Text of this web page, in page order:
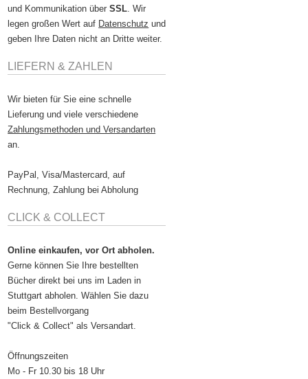
und Kommunikation überSSL. Wir
legen großen Wert auf Datenschutz und
geben Ihre Daten nicht an Dritte weiter.
LIEFERN & ZAHLEN
Wir bieten für Sie eine schnelle
Lieferung und viele verschiedene
Zahlungsmethoden und Versandarten
an.
PayPal, Visa/Mastercard, auf
Rechnung, Zahlung bei Abholung
CLICK & COLLECT
Online einkaufen, vor Ort abholen.
Gerne können Sie Ihre bestellten
Bücher direkt bei uns im Laden in
Stuttgart abholen. Wählen Sie dazu
beim Bestellvorgang
"Click & Collect" als Versandart.
Öffnungszeiten
Mo - Fr 10.30 bis 18 Uhr